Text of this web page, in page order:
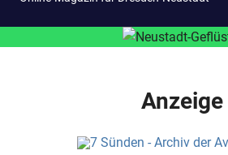
Anzeige